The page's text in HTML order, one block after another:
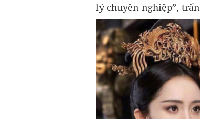
lý chuyên nghiệp”,